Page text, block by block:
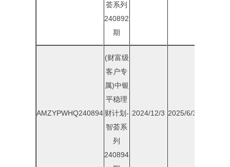
荟系列
240892
期
AMZYPWHQ240894
(财富级
客户专
属)中银
平稳理
财计划-
智荟系
列
240894
2024/12/3 2025/6/30